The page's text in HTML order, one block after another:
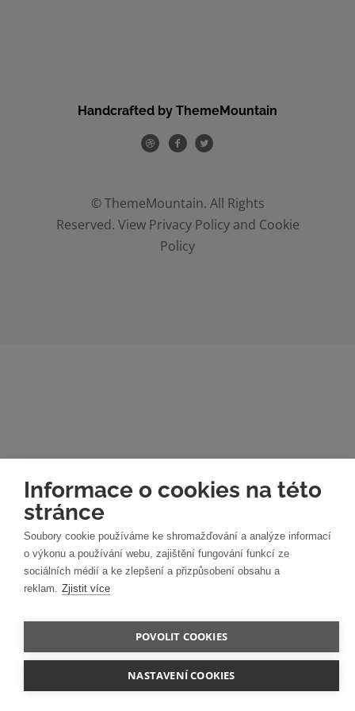
Informace o cookies na této
stránce
Soubory cookie používáme ke shromažďování a analýze informací
o výkonu a používání webu, zajištění fungování funkcí ze
sociálních médií a ke zlepšení a přizpůsobení obsahu a
reklam. Zjistit více
POVOLIT COOKIES
NASTAVENÍ COOKIES
Handcrafted by ThemeMountain
© ThemeMountain. All Rights
Reserved. View Privacy Policyand Cookie
Policy